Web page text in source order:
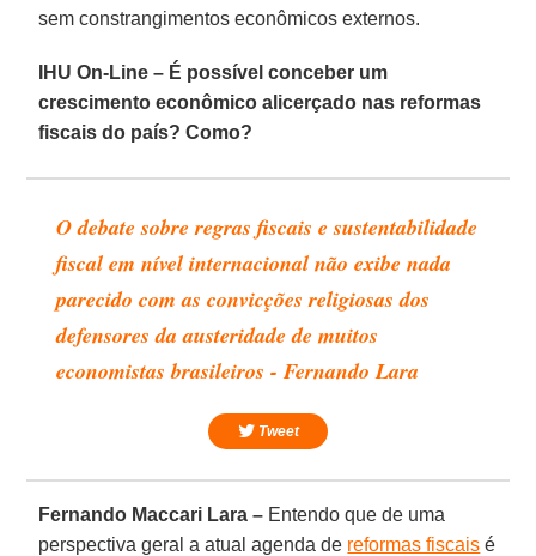
sem constrangimentos econômicos externos.
IHU On-Line – É possível conceber um
crescimento econômico alicerçado nas reformas
fiscais do país? Como?
O debate sobre regras fiscais e sustentabilidade
fiscal em nível internacional não exibe nada
parecido com as convicções religiosas dos
defensores da austeridade de muitos
economistas brasileiros - Fernando Lara
Tweet
Fernando Maccari Lara – Entendo que de uma
perspectiva geral a atual agenda de reformas fiscais é